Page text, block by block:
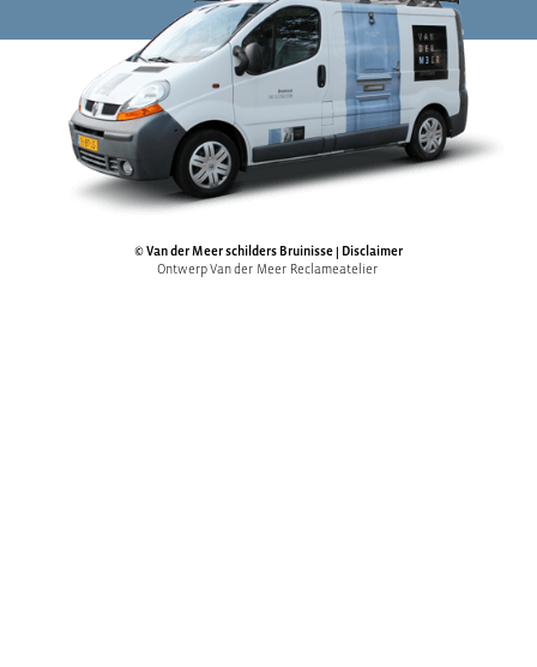
©Van der Meer schilders Bruinisse | Disclaimer
OntwerpVander Meer Reclameatelier